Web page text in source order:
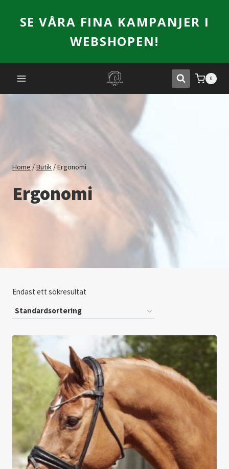
SE VÅRA FINA KAMPANJER I
WEBSHOPEN!
0
Home /Butik/Ergonomi
Ergonomi
Endast ett sökresultat